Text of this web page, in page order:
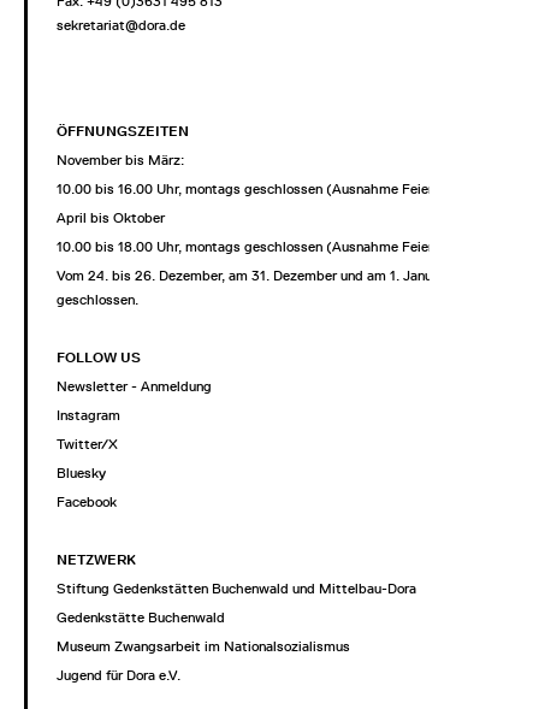
sekretariat@dora.de
ÖFFNUNGSZEITEN
November bis März:
10.00 bis 16.00 Uhr, montags geschlossen (Ausnahme Feiertage)
April bis Oktober
10.00 bis 18.00 Uhr, montags geschlossen (Ausnahme Feiertage)
Vom 24. bis 26. Dezember, am 31. Dezember und am 1. Januar
geschlossen.
FOLLOW US
Newsletter - Anmeldung
Instagram
Twitter/X
Bluesky
Facebook
NETZWERK
Stiftung Gedenkstätten Buchenwald und Mittelbau-Dora
Gedenkstätte Buchenwald
Museum Zwangsarbeit im Nationalsozialismus
Jugend für Dora e.V.